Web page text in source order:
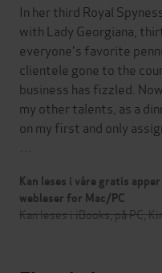
In her third Royal
with Lady Georgiana,
everyone's favorite
clientele gone to the
business has fizzled.
my other talents, as a
on my first and only
Kan leses i våre gratis
webleser for Mac/PC
Kan leses i iBooks, på PC,